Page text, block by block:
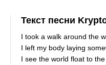
Текст песни
I took a walk around the
I left my body laying
I see the world float to